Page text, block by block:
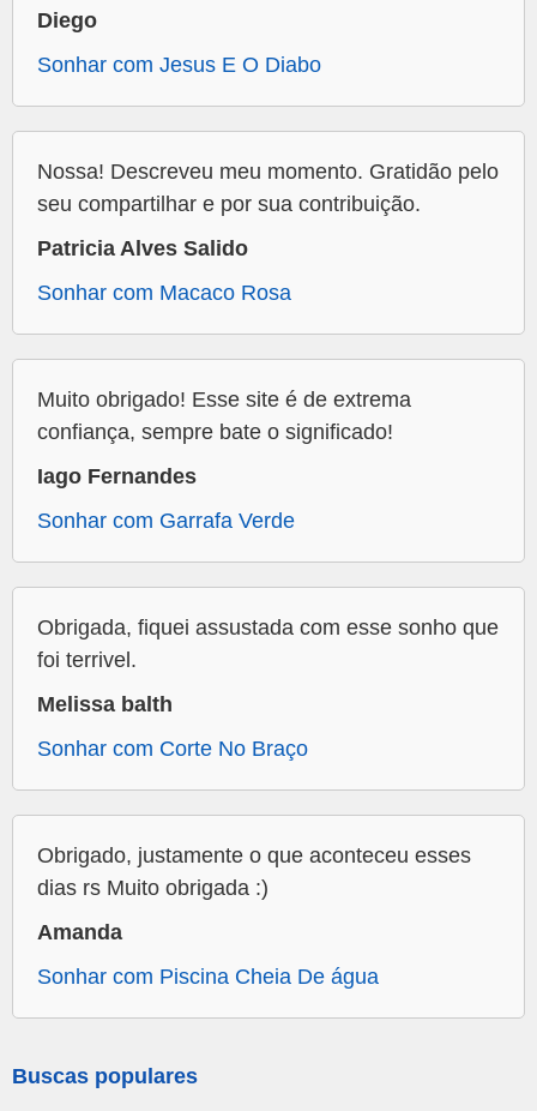
Diego
Sonhar com Jesus E O Diabo
Nossa! Descreveu meu momento. Gratidão pelo
seu compartilhar e por sua contribuição.
Patricia Alves Salido
Sonhar com Macaco Rosa
Muito obrigado! Esse site é de extrema
confiança, sempre bate o significado!
Iago Fernandes
Sonhar com Garrafa Verde
Obrigada, fiquei assustada com esse sonho que
foi terrivel.
Melissa balth
Sonhar com Corte No Braço
Obrigado, justamente o que aconteceu esses
dias rs Muito obrigada :)
Amanda
Sonhar com Piscina Cheia De água
Buscas populares